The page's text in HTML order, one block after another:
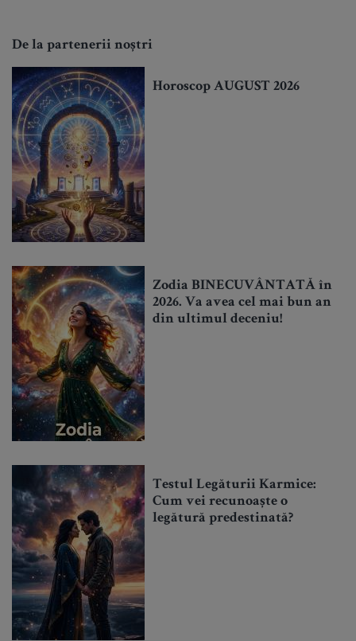
De la partenerii noștri
Horoscop AUGUST 2026
Zodia BINECUVÂNTATĂ în
2026. Va avea cel mai bun an
din ultimul deceniu!
Testul Legăturii Karmice:
Cum vei recunoaște o
legătură predestinată?